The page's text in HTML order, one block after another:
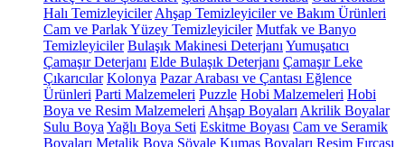
Halı Temizleyiciler Ahşap Temizleyiciler ve Bakım Ürünleri
Cam ve Parlak Yüzey Temizleyiciler Mutfak ve Banyo
Temizleyiciler Bulaşık Makinesi Deterjanı Yumuşatıcı
Çamaşır Deterjanı Elde Bulaşık Deterjanı Çamaşır Leke
Çıkarıcılar Kolonya Pazar Arabası ve Çantası Eğlence
Ürünleri Parti Malzemeleri Puzzle Hobi Malzemeleri Hobi
Boya ve Resim Malzemeleri Ahşap Boyaları Akrilik Boyalar
Sulu Boya Yağlı Boya Seti Eskitme Boyası Cam ve Seramik
Boyaları Metalik Boya Şövale Kumaş Boyaları Resim Fırçası